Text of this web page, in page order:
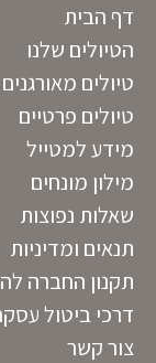
דף הבית
הטיולים שלנו
טיולים מאורגנים
טיולים פרטיים
מידע למטייל
מילון מונחים
שאלות נפוצות
תנאים ומדיניות
תקנון החברה
דרכי ביטול
צור קשר